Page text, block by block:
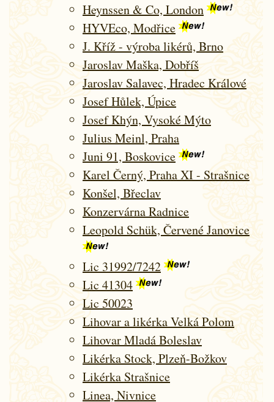
Heynssen & Co, London
HYVEco, Modřice
J. Kříž - výroba likérů, Brno
Jaroslav Maška, Dobříš
Jaroslav Salavec, Hradec Králové
Josef Hůlek, Úpice
Josef Khýn, Vysoké Mýto
Julius Meinl, Praha
Juni 91, Boskovice
Karel Černý, Praha XI - Strašnice
Konšel, Břeclav
Konzervárna Radnice
Leopold Schük, Červené Janovice
Lic 31992/7242
Lic 41304
Lic 50023
Lihovar a likérka Velká Polom
Lihovar Mladá Boleslav
Likérka Stock, Plzeň-Božkov
Likérka Strašnice
Linea, Nivnice